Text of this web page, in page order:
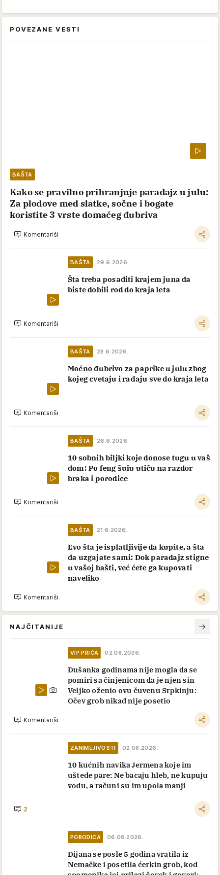
POVEZANE VESTI
BAŠTA
Kako se pravilno prihranjuje paradajz u julu:
Za plodove med slatke, sočne i bogate
koristite 3 vrste domaćeg đubriva
Komentariši
BAŠTA 29.6.2026.
Šta treba posaditi krajem juna da
biste dobili rod do kraja leta
Komentariši
BAŠTA 28.6.2026.
Moćno đubrivo za paprike u julu zbog
kojeg cvetaju i rađaju sve do kraja leta
Komentariši
BAŠTA 26.6.2026.
10 sobnih biljki koje donose tugu u vaš
dom: Po feng šuiu utiču na razdor
braka i porodice
Komentariši
BAŠTA 21.6.2026.
Evo šta je isplatljivije da kupite, a šta
da uzgajate sami: Dok paradajz stigne
u vašoj bašti, već ćete ga kupovati
naveliko
Komentariši
NAJČITANIJE
VIP PRIČA 02.08.2026.
Dušanka godinama nije mogla da se
pomiri sa činjenicom da je njen sin
Veljko oženio ovu čuvenu Srpkinju:
Očev grob nikad nije posetio
Komentariši
ZANIMLJIVOSTI 02.08.2026.
10 kućnih navika Jermena koje im
uštede pare: Ne bacaju hleb, ne kupuju
vodu, a računi su im upola manji
2
PORODICA 06.08.2026.
Dijana se posle 5 godina vratila iz
Nemačke i posetila ćerkin grob, kod